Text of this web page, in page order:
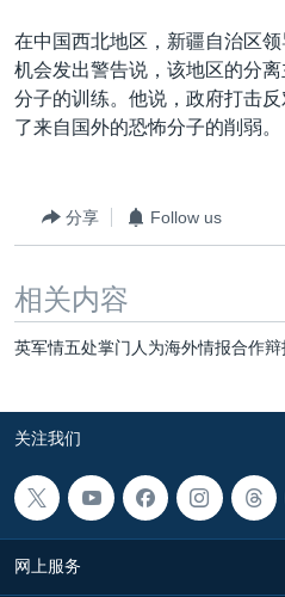
在中国西北地区，新疆自治区
机会发出警告说，该地区的分
分子的训练。他说，政府打击
了来自国外的恐怖分子的削弱。
分享 Follow us
相关内容
英军情五处掌门人为海外情报合作辩
关注我们
网上服务